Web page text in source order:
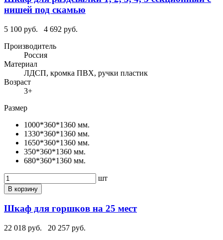
нишей под скамью
5 100 руб.
4 692 руб.
Производитель
Россия
Материал
ЛДСП, кромка ПВХ, ручки пластик
Возраст
3+
Размер
1000*360*1360 мм.
1330*360*1360 мм.
1650*360*1360 мм.
350*360*1360 мм.
680*360*1360 мм.
шт
В корзину
Шкаф для горшков на 25 мест
22 018 руб.
20 257 руб.